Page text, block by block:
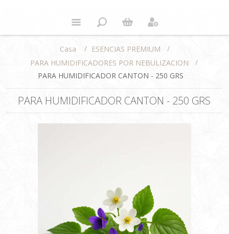
Casa / ESENCIAS PREMIUM
/
PARA HUMIDIFICADORES POR NEBULIZACION
/
PARA HUMIDIFICADOR CANTON - 250 GRS
PARA HUMIDIFICADOR CANTON - 250 GRS